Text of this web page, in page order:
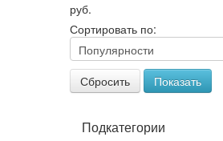
руб.
Сортировать по:
Сбросить Показать
Подкатегории